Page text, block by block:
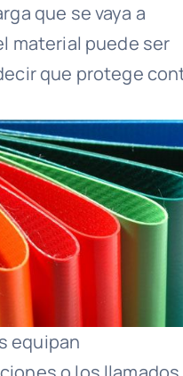
que se vaya a
material puede ser
que protege
equipan